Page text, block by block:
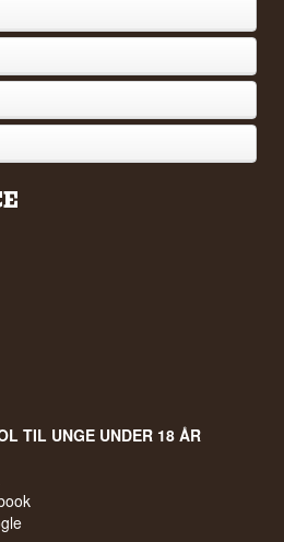
TIL UNGE UNDER 18 ÅR